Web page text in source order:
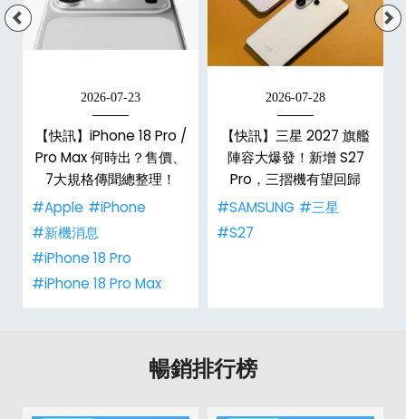
2026-07-23
【快訊】iPhone 18 Pro /
Pro Max 何時出？售價、
7大規格傳聞總整理！
#Apple #iPhone
#新機消息
#iPhone 18 Pro
#iPhone 18 Pro Max
2026-07-28
【快訊】三星 2027 旗艦
陣容大爆發！新增 S27
Pro，三摺機有望回歸
#SAMSUNG #三星
#S27
暢銷排行榜